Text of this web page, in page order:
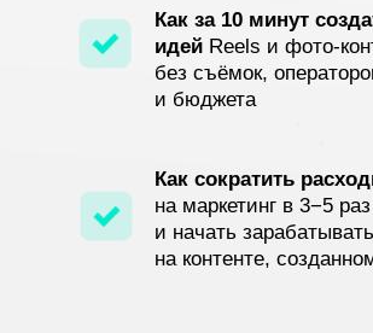
Как за 10 минут
идей Reels и фото-
без съёмок,
и бюджета
Как сократить
на маркетинг в 3−5 раз
и начать зарабатывать
на контенте,